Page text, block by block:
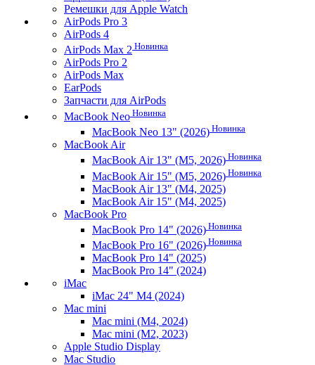
Ремешки для Apple Watch
AirPods Pro 3
AirPods 4
AirPods Max 2 Новинка
AirPods Pro 2
AirPods Max
EarPods
Запчасти для AirPods
MacBook Neo Новинка
MacBook Neo 13" (2026) Новинка
MacBook Air
MacBook Air 13" (M5, 2026) Новинка
MacBook Air 15" (M5, 2026) Новинка
MacBook Air 13" (M4, 2025)
MacBook Air 15" (M4, 2025)
MacBook Pro
MacBook Pro 14" (2026) Новинка
MacBook Pro 16" (2026) Новинка
MacBook Pro 14" (2025)
MacBook Pro 14" (2024)
iMac
iMac 24" M4 (2024)
Mac mini
Mac mini (M4, 2024)
Mac mini (M2, 2023)
Apple Studio Display
Mac Studio